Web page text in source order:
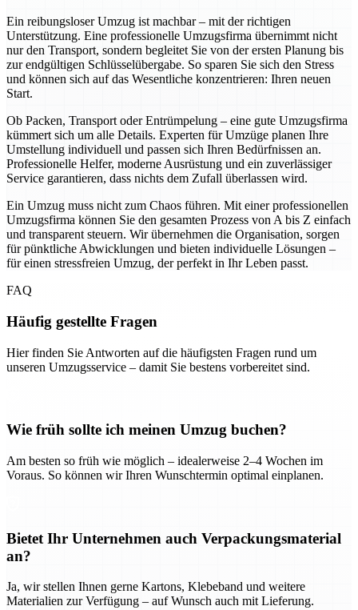
Ein reibungsloser Umzug ist machbar – mit der richtigen
Unterstützung. Eine professionelle Umzugsfirma übernimmt nicht
nur den Transport, sondern begleitet Sie von der ersten Planung bis
zur endgültigen Schlüsselübergabe. So sparen Sie sich den Stress
und können sich auf das Wesentliche konzentrieren: Ihren neuen
Start.
Ob Packen, Transport oder Entrümpelung – eine gute Umzugsfirma
kümmert sich um alle Details. Experten für Umzüge planen Ihre
Umstellung individuell und passen sich Ihren Bedürfnissen an.
Professionelle Helfer, moderne Ausrüstung und ein zuverlässiger
Service garantieren, dass nichts dem Zufall überlassen wird.
Ein Umzug muss nicht zum Chaos führen. Mit einer professionellen
Umzugsfirma können Sie den gesamten Prozess von A bis Z einfach
und transparent steuern. Wir übernehmen die Organisation, sorgen
für pünktliche Abwicklungen und bieten individuelle Lösungen –
für einen stressfreien Umzug, der perfekt in Ihr Leben passt.
FAQ
Häufig gestellte Fragen
Hier finden Sie Antworten auf die häufigsten Fragen rund um
unseren Umzugsservice – damit Sie bestens vorbereitet sind.
Wie früh sollte ich meinen Umzug buchen?
Am besten so früh wie möglich – idealerweise 2–4 Wochen im
Voraus. So können wir Ihren Wunschtermin optimal einplanen.
Bietet Ihr Unternehmen auch Verpackungsmaterial
an?
Ja, wir stellen Ihnen gerne Kartons, Klebeband und weitere
Materialien zur Verfügung – auf Wunsch auch mit Lieferung.